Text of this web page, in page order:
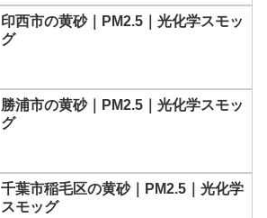
印西市の黄砂｜PM2.5｜光化学スモッ
グ
勝浦市の黄砂｜PM2.5｜光化学スモッ
グ
千葉市稲毛区の黄砂｜PM2.5｜光化学
スモッグ